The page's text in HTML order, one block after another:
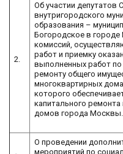
2.
Об участии депутатов
внутригородского
образования –
Богородское в
комиссий,
работ и приемку
выполненных работ по
ремонту общего
многоквартирных
которого
капитального
домов города Москвы.
О проведении
мероприятий по